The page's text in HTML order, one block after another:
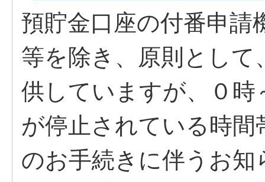
預貯金口座の付番申請
等を除き、原則とし
供していますが、０
が停止されている時
のお手続きに伴うお